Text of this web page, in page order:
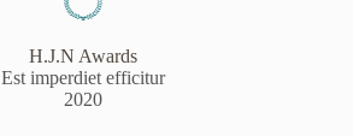
H.J.N Awards
Est imperdiet efficitur
2020